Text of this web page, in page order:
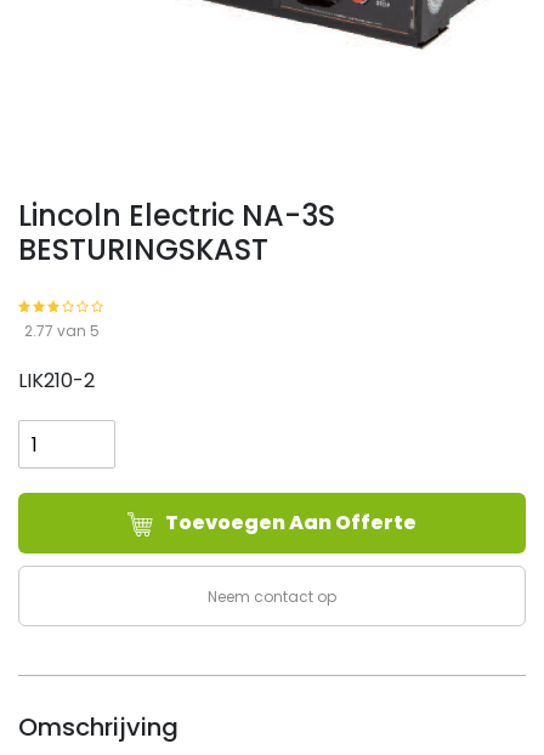
Lincoln Electric NA-3S
BESTURINGSKAST
2.77 van 5
LIK210-2
Electric
NA-
3S
BESTURINGSKAST
aantal
Toevoegen Aan Offerte
Neem contact op
Omschrijving